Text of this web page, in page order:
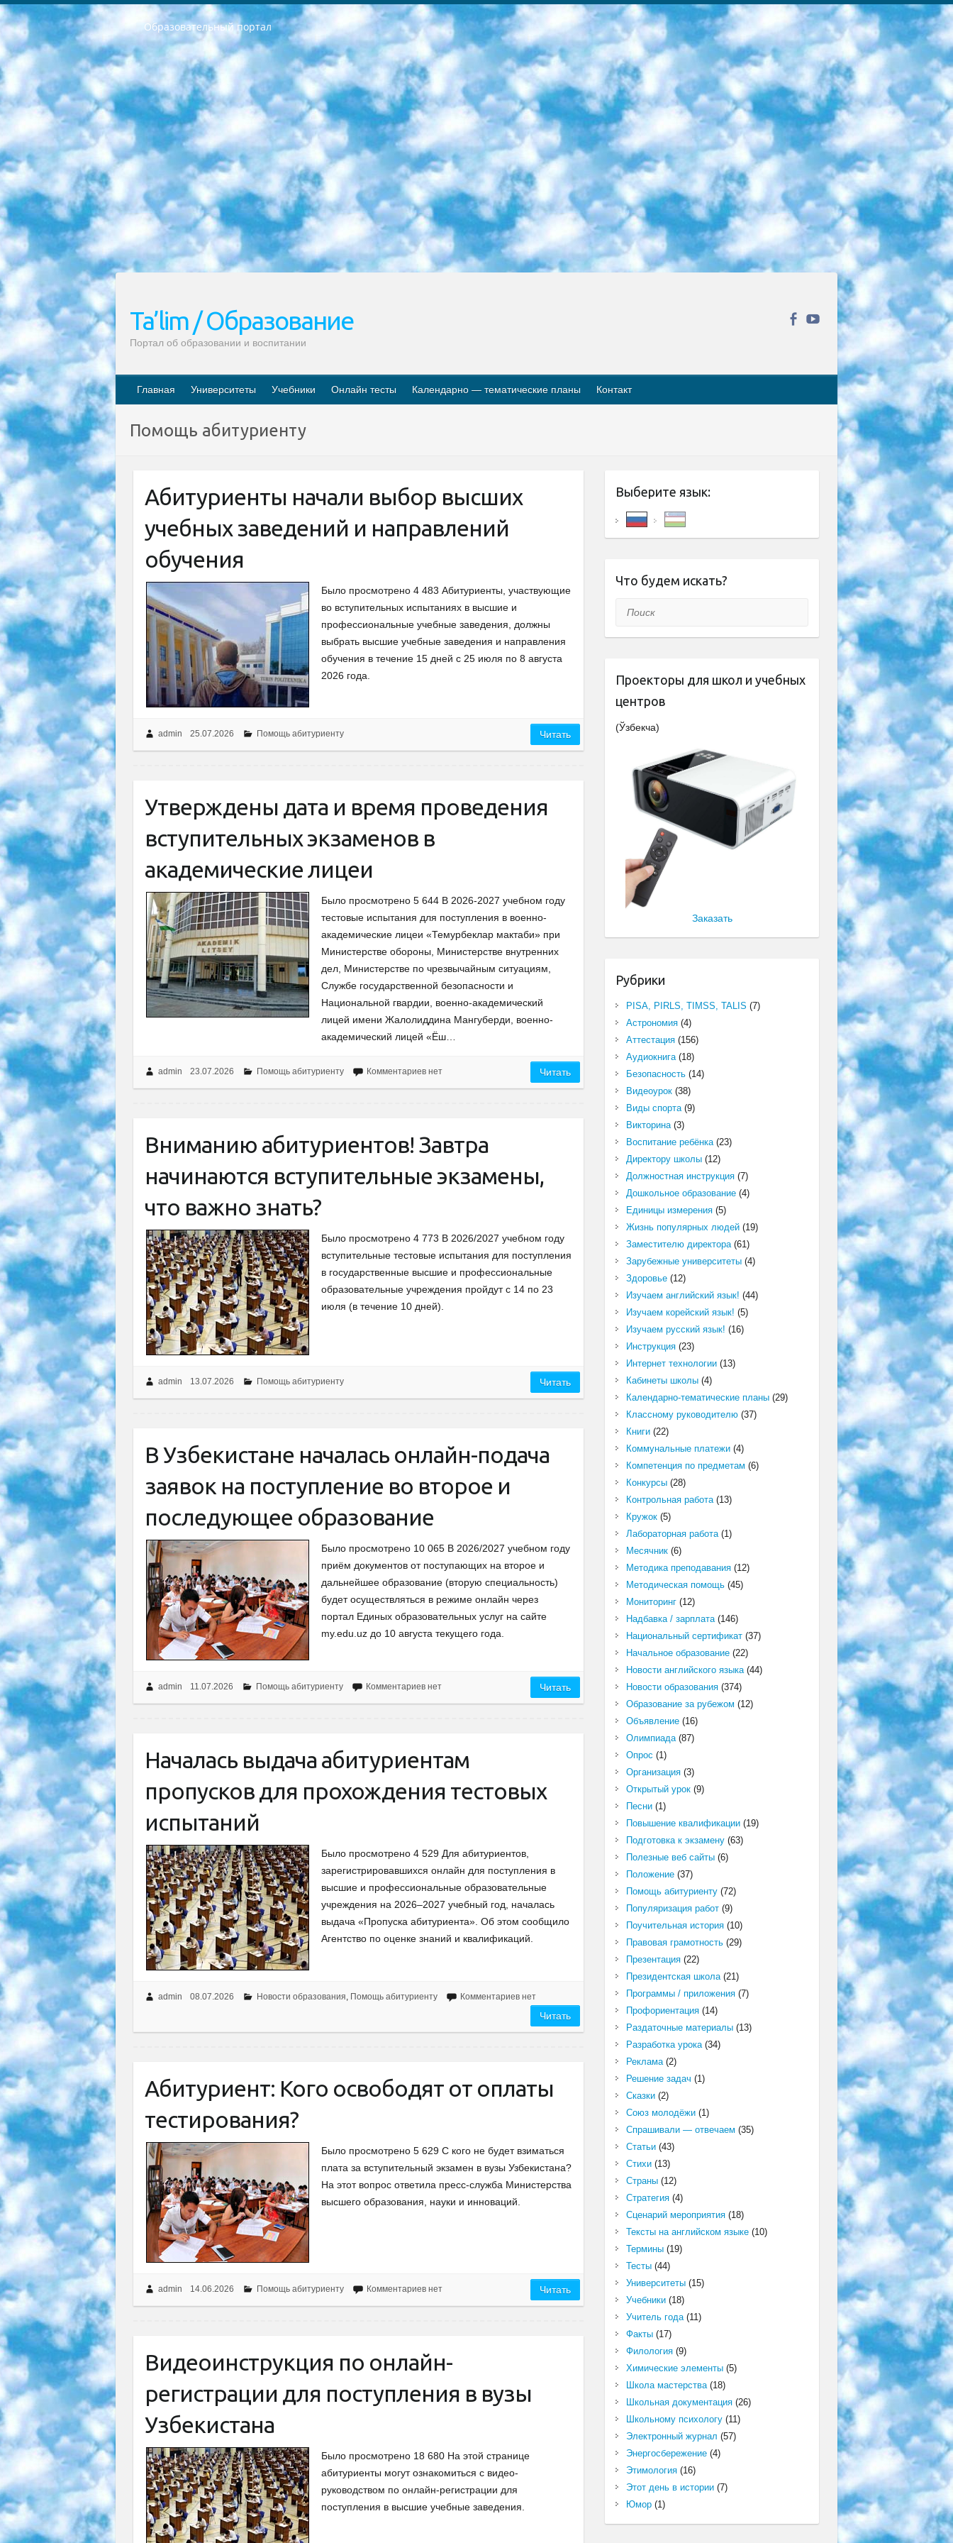
Образовательный портал
РЕСПУБЛИКА УЗБЕКИСТАН МИНИСТРЕРСТВО ДОШКОЛЬНОГО И ШКОЛЬНОГО ОБРАЗОВАНИЯ КОМАНДА в общеобразовательных учреждениях в 2023-2024 учебном году организация и проведение итоговой государственной аттестации обучающихся о Министра дошкольного и школьного образования Республики Узбекистан от 4 марта 2008 года (постановлением Минюста от 20 марта 2008 года № 1778 государственной регистрации) «Итоговое состояние учащихся общего среднего образования на основании положения об утверждении положения об аттестации общего среднего образования выпускной экзамен студентов в образовательных учреждениях в 2023-2024 учебном году В целях организации и прохождения аттестации приказываю: 1. Следующее: перечень предметов, по которым будет проводиться итоговая государственная аттестация и экзамен формы перевода согласно приложению 1; сертификаты международного образца, оценивающие уровень владения иностранными языками перечень согласно приложению 2; 2. Педагогический при специализированных образовательных учреждениях. научно-практический центр квалификации и международной оценки (Д.Давидова) 2024 г. До 25 марта: задания по предметам, по которым будет проводиться итоговая аттестация разработка и утверждение технических условий; итоговая аттестация на основании разработанного предметного задания разработка вопросов по предметам (устно и письменно), экзамен передача; общеобразовательные средние школы и специальные учебные заведения учащиеся выпускных классов школ и интернатов в агентской системе подготовка базы данных экзаменационных материалов и критериев оценки; перевод базы экзаменационных материалов на все языки обучения подать в Республиканский образовательный центр для изготовления; варианты экзаменов на основе разработанных контрольных материалов пусть будут поставлены задачи формирования. 3. Республиканский образовательный центр (Ш.Худайкулов) до 5 апреля 2024 года. до: база данных предоставленных экзаменационных материалов на все языки обучения перевод и экспертиза; для слепых, слабовидящих, глухих, слабослышащих и умственно отсталых детей учащиеся выпускных классов специализированных школ и школ-интернатов база данных экзаменационных материалов на всех преподаваемых языках подготовка критериев оценки; специализированные школы для умственно отсталых детей и технологии для учащихся выпускных классов школ-интернатов разработка соответствующих рекомендаций и критериев проведения ЕГЭ по естествознанию давать задания. 4. Педагогический при специализированных образовательных учреждениях. Научно-практический центр навыков и международной оценки (Д.Давидова), Республика образовательный центр (Худайкулов Ш.) итоговый государственный аттестационный экзамен ориентирован на творческое и логическое мышление при подготовке базы материалов учитывать введение заданий. 5. Следует отметить, что: сертификат государственного образца о знании общеобразовательного предмета и как минимум национальный уровень B1 по предметам на иностранных языках, указанным в Приложении 2. или международно признанный сертификат эквивалентного уровня студенты, изучающие определенный предмет, освобождаются от экзамена; по соответствующим предметам запланирована итоговая государственная аттестация за день до дня, путем жеребьевки Рабочей группой (в письменной форме по предметам, проводимым в форме) из числа сформированных вариантов выбрано 2 варианта; 2 выбранных варианта экзамена анонсированы на официальном сайте министерства и все выпускники по всей стране на основе этих вариантов проводит итоговую государственную аттестацию. 6. Государственное образование учащихся средних общеобразовательных учреждений. знания в соответствии с квалификационными требованиями, которые необходимо приобрести на основании стандартов итоговый (выпускной) контроль для 9 и 11 классов в целях тестирования Экзамены (далее – экзамены) состоят из предметов, перечисленных в приложении 1. будет сделано. 7. Экзамены пройдут с 26 мая по 15 июня 2024 г. (кроме науки физического воспитания). 8. Физическая для учащихся 9 классов общесредних образовательных учреждений. Экзамены по предмету «Образование, квалификация медицина» 1-6 мая 2024 года. сотрудники перевести под присмотр (с отклонениями в физическом или умственном развитии) специализированная школа для детей, школы-интернаты и со сколиозом школы-интернаты санаторного типа для больных детей исключены). 9. Он был слепым, слабовидящим и имел нарушения опорно-двигательного аппарата. экзамены в специализированных школах и интернатах для детей должны проводиться исходя из требований, предъявляемых к общеобразовательным учреждениям (физкультура кроме науки). 10. Специализированная школа для глухих и слабослышащих детей. и экзамены в интернатах и быть реализован в виде письменного теста по математике. 11. Специальность для умственно отсталых детей. Для 9 класса Родной язык и литературное письмо Государственный язык (язык обучения – узбекский). для неклассов) написано Математическое письмо Письменная/устная история Узбекистана Физическое воспитание практично Итоговый контроль Для 11 класса Написание родного языка и литературы (эссе) Математическое письмо Узбекский язык (обучение на узбекском языке) не посещающее общее среднее образование для учреждений)/Образовательное учреждение выбор письменный и устный Иностранный язык письменный/устный Письменная/устная история Узбекистана *По выбору студента:  Химия  Физика  Основы государственного права  География 10 бесплатных образовательных ресурсов - Мы составили подборку онлайн-проектов с интерактивными упражнениями, видеолекциями и статьями. Они помогут вам обрести новые и освежить старые знания бесплатно. 1. «ИНТУИТ» Старейшая образовательная площадка Рунета. Здесь вы найдёте сотни текстовых и видеокурсов на десятки различных тем — от программирования до психологии. Многие курсы подготовлены российскими университетами и крупными международными компаниями вроде Intel и Microsoft. Самостоятельное обучение бесплатное, но желающие могут оплатить услуги персональных наставников. 2. «Смартия» знакомит с актуальными профессиями и подсказывает, как им обучаться. Выбрав заинтересовавшую вас специальность — SMM-специалист, фотограф, веб-дизайнер или другую, — увидите список необходимых для неё умений. Чтобы вы могли освоить их самостоятельно, для каждого умения площадка отображает подборку ссылок на учебные материалы. Хотя «Смартия» ориентируется на русскоязычную аудиторию, часть контента всё же доступна только на английском. 3. «Лекторий Физтеха» Проект Московского физико-технического института (Физтеха). С его помощью вы можете смотреть онлайн серии лекций, записанные на видео в этом вузе. В числе доступных предметов — физика, биология, химия, информационные технологии и другие. К некоторым лекциям администрация ресурса прилагает готовые конспекты, которые можно скачивать в PDF-формате. 4. ITMOcourses Онлайн-площадка Санкт-Петербургского национального исследовательского университета информационных технологий, механики и оптики (ИТМО). Ресурс предоставляет свободный доступ к курсам, разработанным в этом вузе. Каталог материалов разбит на четыре категории: «Оптические системы и технологии», «Приборостроение и робототехника», «Информационные технологии» и «Биотехнологии». Курсы состоят из видеолекций, интерактивных демонстраций и заданий. 5. «КиберЛенинка» Электронная научная библиотека открытого доступа. Каталог площадки регулярно обрастает текстами статей из различных научных изданий. Сгруппированные по журналам и рубрикам публикации можно читать онлайн или скачивать целиком в PDF-формате. Проект нацелен на популяризацию науки за счёт открытого доступа к качественной информации. 6. «ПостНаука» На этом ресурсе публикуют подборки видеолекций, составленные экспертами из разных отраслей и объединённые общими темами. Среди них, к примеру, есть серии «Биоинформатика и геномика», «Культура средневековой Скандинавии» и Cinema Studies о теории кино. Каждая подборка лекций — логически связанная история, рассказанная экспертом от первого лица. Кроме того, на сайте появляются научно-образовательные статьи и тесты на разные темы. 7. «Newочём» Команда проекта «Newочём» отбирает самые интересные тексты из англоязычных СМИ и переводит те из них, за которые голосуют участники сообщества «ВКонтакте». По большей части это научно-популярные статьи. Редакторы придумывают лишь заголовки, в остальном содержание переводов соответствует оригиналам. Полные тексты можно читать прямо в социальной сети. 8. InternetUrok Онлайн-база материалов по основным дисциплинам школьной программы. Информация на сайте структурирована по классам, предметам и темам (урокам). Каждый урок состоит из видеолекций и конспектов. Есть также интерактивные тренажёры и тесты для закрепления пройденного материала. Даже если вы давно окончили школу, возможность повторить программу старших классов всегда может пригодиться. 9. Edutainme Ещё один ресурс об образовании. В отличие от Newtonew, как мне кажется, Edutainme больше ориентируется на представителей индустрии: педагогов, предпринимателей, разработчиков образовательных проектов. Но и любой, кто просто стремится к саморазвитию, найдёт на сайте много полезного и интересного для себя. Например, информацию о новых курсах и образовательных сервисах. 10. Newtonew Онлайн-медиа об образовании и обучении в широком смысле. Авторы Newtonew пишут об инструментах, заведениях, тактиках и стратегиях, которые помогают учить других и получать новые знания самостоятельно. На этой площадке вы найдёте новости, обзоры, аналитические мат
Ta’lim / Образование
Портал об образовании и воспитании
Главная Университеты Учебники Онлайн тесты Календарно — тематические планы Контакт
Помощь абитуриенту
Абитуриенты начали выбор высших
учебных заведений и направлений
обучения
Было просмотрено 4 483 Абитуриенты, участвующие
во вступительных испытаниях в высшие и
профессиональные учебные заведения, должны
выбрать высшие учебные заведения и направления
обучения в течение 15 дней с 25 июля по 8 августа
2026 года.
admin 25.07.2026 Помощь абитуриенту Читать
Утверждены дата и время проведения
вступительных экзаменов в
академические лицеи
Было просмотрено 5 644 В 2026-2027 учебном году
тестовые испытания для поступления в военно-
академические лицеи «Темурбеклар мактаби» при
Министерстве обороны, Министерстве внутренних
дел, Министерстве по чрезвычайным ситуациям,
Службе государственной безопасности и
Национальной гвардии, военно-академический
лицей имени Жалолиддина Мангуберди, военно-
академический лицей «Ёш…
admin 23.07.2026 Помощь абитуриенту Комментариев нет Читать
Вниманию абитуриентов! Завтра
начинаются вступительные экзамены,
что важно знать?
Было просмотрено 4 773 В 2026/2027 учебном году
вступительные тестовые испытания для поступления
в государственные высшие и профессиональные
образовательные учреждения пройдут с 14 по 23
июля (в течение 10 дней).
admin 13.07.2026 Помощь абитуриенту Читать
В Узбекистане началась онлайн-подача
заявок на поступление во второе и
последующее образование
Было просмотрено 10 065 В 2026/2027 учебном году
приём документов от поступающих на второе и
дальнейшее образование (вторую специальность)
будет осуществляться в режиме онлайн через
портал Единых образовательных услуг на сайте
my.edu.uz до 10 августа текущего года.
admin 11.07.2026 Помощь абитуриенту Комментариев нет Читать
Началась выдача абитуриентам
пропусков для прохождения тестовых
испытаний
Было просмотрено 4 529 Для абитуриентов,
зарегистрировавшихся онлайн для поступления в
высшие и профессиональные образовательные
учреждения на 2026–2027 учебный год, началась
выдача «Пропуска абитуриента». Об этом сообщило
Агентство по оценке знаний и квалификаций.
admin 08.07.2026 Новости образования, Помощь абитуриенту Комментариев нет
Читать
Абитуриент: Кого освободят от оплаты
тестирования?
Было просмотрено 5 629 С кого не будет взиматься
плата за вступительный экзамен в вузы Узбекистана?
На этот вопрос ответила пресс-служба Министерства
высшего образования, науки и инноваций.
admin 14.06.2026 Помощь абитуриенту Комментариев нет Читать
Видеоинструкция по онлайн-
регистрации для поступления в вузы
Узбекистана
Было просмотрено 18 680 На этой странице
абитуриенты могут ознакомиться с видео-
руководством по онлайн-регистрации для
поступления в высшие учебные заведения.
Выберите язык:
Что будем искать?
Поиск
Проекторы для школ и учебных
центров
(Ўзбекча)
Заказать
Рубрики
PISA, PIRLS, TIMSS, TALIS (7)
Астрономия(4)
Аттестация(156)
Аудиокнига(18)
Безопасность(14)
Видеоурок(38)
Виды спорта(9)
Викторина(3)
Воспитание ребёнка(23)
Директору школы(12)
Должностная инструкция(7)
Дошкольное образование(4)
Единицы измерения(5)
Жизнь популярных людей(19)
Заместителю директора(61)
Зарубежные университеты(4)
Здоровье(12)
Изучаем английский язык! (44)
Изучаем корейский язык! (5)
Изучаем русский язык! (16)
Инструкция(23)
Интернет технологии(13)
Кабинеты школы(4)
Календарно-тематические планы(29)
Классному руководителю(37)
Книги(22)
Коммунальные платежи(4)
Компетенция по предметам (6)
Конкурсы(28)
Контрольная работа(13)
Кружок(5)
Лабораторная работа(1)
Месячник(6)
Методика преподавания(12)
Методическая помощь(45)
Мониторинг(12)
Надбавка / зарплата(146)
Национальный сертификат(37)
Начальное образование(22)
Новости английского языка(44)
Новости образования(374)
Образование за рубежом (12)
Объявление(16)
Олимпиада(87)
Опрос (1)
Организация(3)
Открытый урок(9)
Песни(1)
Повышение квалификации(19)
Подготовка к экзамену(63)
Полезные веб сайты(6)
Положение(37)
Помощь абитуриенту(72)
Популяризация работ(9)
Поучительная история(10)
Правовая грамотность(29)
Презентация(22)
Президентская школа(21)
Программы / приложения(7)
Профориентация(14)
Раздаточные материалы(13)
Разработка урока(34)
Реклама(2)
Решение задач (1)
Сказки(2)
Союз молодёжи(1)
Спрашивали — отвечаем (35)
Статьи(43)
Стихи(13)
Страны(12)
Стратегия(4)
Сценарий мероприятия(18)
Тексты на английском языке(10)
Термины(19)
Тесты(44)
Университеты(15)
Учебники(18)
Учитель года(11)
Факты(17)
Филология(9)
Химические элементы(5)
Школа мастерства(18)
Школьная документация(26)
Школьному психологу(11)
Электронный журнал (57)
Энергосбережение(4)
Этимология(16)
Этот день в истории(7)
Юмор(1)